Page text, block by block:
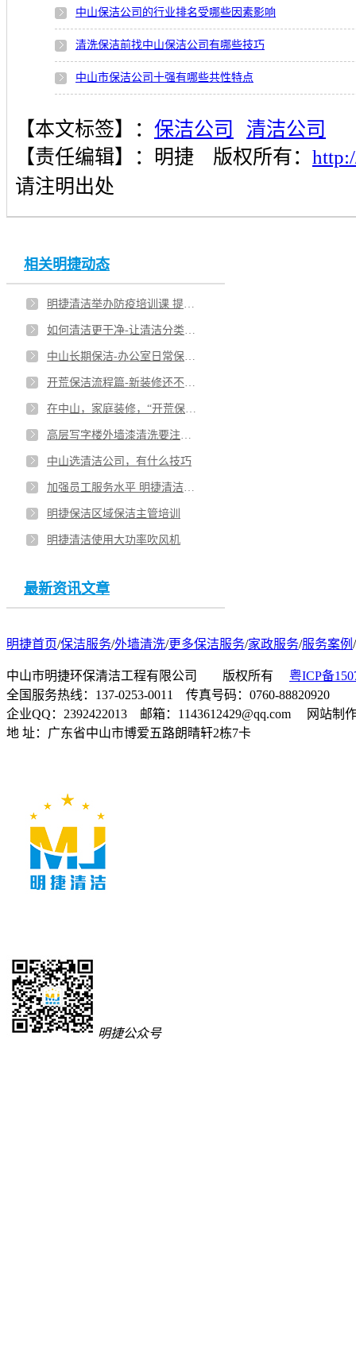
中山保洁公司的行业排名受哪些因素影响
清洗保洁前找中山保洁公司有哪些技巧
中山市保洁公司十强有哪些共性特点
选择专业保洁公司做清洗保洁有哪些好处
保洁公司的服务质量由哪些要素构成
保洁公司的综合竞争力由哪些因素构成
中山市有很多家保洁公司，选择需关注哪些问题
【本文标签】： 保洁公司
清洁公司
【责任编辑】： 明捷 版权所有：
请注明出处
相关明捷动态
明捷清洁举办防疫培训课 提高员工健康安全意识
如何清洁更干净-让清洁分类更明了
中山长期保洁-办公室日常保洁清洗托管
开荒保洁流程篇-新装修还不知道怎么保洁吗
在中山，家庭装修，“开荒保洁”啥时候做？
高层写字楼外墙漆清洗要注意哪些问题
中山选清洁公司，有什么技巧
加强员工服务水平 明捷清洁对保洁主管进行培训
明捷保洁区域保洁主管培训
明捷清洁使用大功率吹风机
最新资讯文章
明捷首页/保洁服务/外墙清洗/更多保洁服务/家政服务/服务案例 /
中山市明捷环保清洁工程有限公司 版权所有 粤ICP备
全国服务热线：137-0253-0011 传真号码：0760-88820920
企业QQ：2392422013 邮箱：1143612429@qq.com 网站制
地 址：广东省中山市博爱五路朗晴轩2栋7卡
明捷公众号